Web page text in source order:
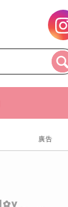
廣告